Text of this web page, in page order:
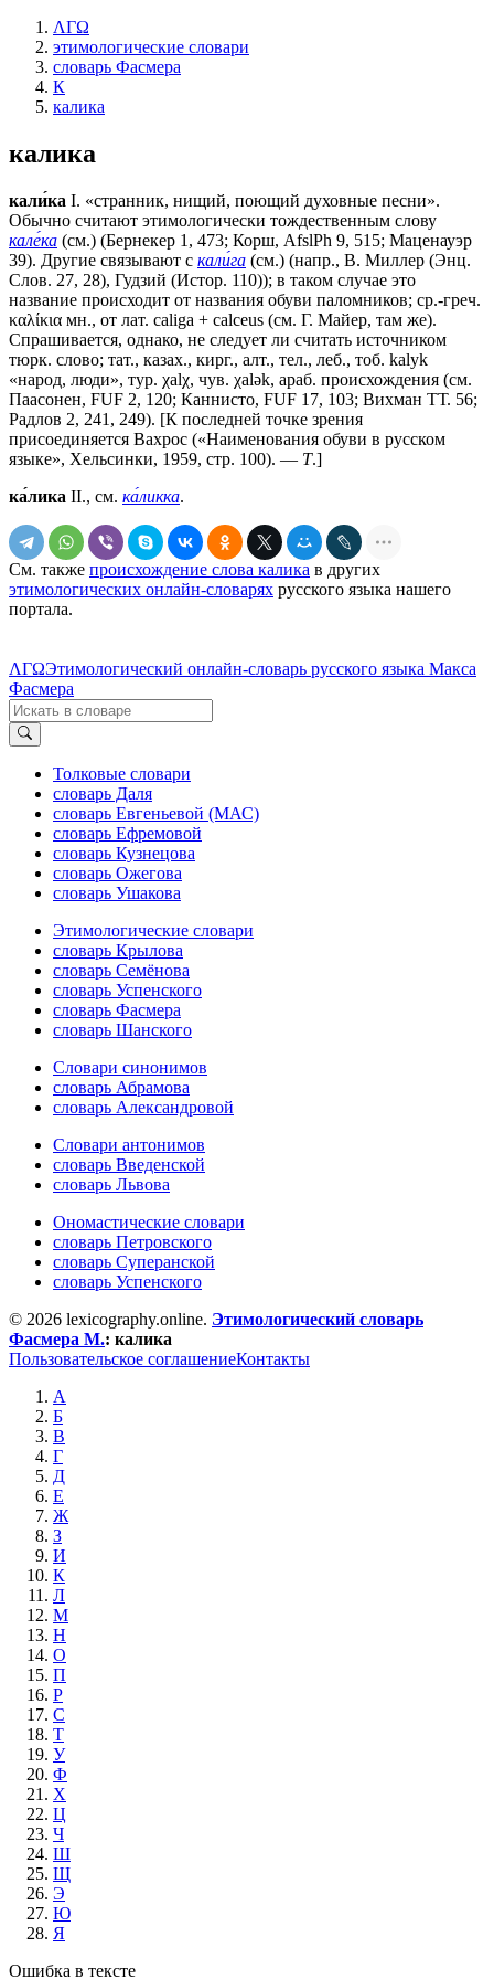
ΛΓΩ
этимологические словари
словарь Фасмера
К
калика
калика
кали́ка I. «странник, нищий, поющий духовные песни».
Обычно считают этимологически тождественным слову
кале́ка (см.) (Бернекер 1, 473; Корш, AfslPh 9, 515; Маценауэр
39). Другие связывают с кали́га (см.) (напр., В. Миллер (Энц.
Слов. 27, 28), Гудзий (Истор. 110)); в таком случае это
название происходит от названия обуви паломников; ср.-греч.
καλίκια мн., от лат. саligа + саlсеus (см. Г. Майер, там же).
Спрашивается, однако, не следует ли считать источником
тюрк. слово; тат., казах., кирг., алт., тел., леб., тоб. kаlуk
«народ, люди», тур. χаlχ, чув. χalǝk, араб. происхождения (см.
Паасонен, FUF 2, 120; Каннисто, FUF 17, 103; Вихман ТТ. 56;
Радлов 2, 241, 249). [К последней точке зрения
присоединяется Вахрос («Наименования обуви в русском
языке», Хельсинки, 1959, стр. 100). — Т.]
ка́лика II., см. ка́ликка.
См. также происхождение слова калика в других
этимологических онлайн-словарях русского языка нашего
портала.
ΛΓΩЭтимологический онлайн-словарь русского языка Макса
Фасмера
Толковые словари
словарь Даля
словарь Евгеньевой (МАС)
словарь Ефремовой
словарь Кузнецова
словарь Ожегова
словарь Ушакова
Этимологические словари
словарь Крылова
словарь Семёнова
словарь Успенского
словарь Фасмера
словарь Шанского
Словари синонимов
словарь Абрамова
словарь Александровой
Словари антонимов
словарь Введенской
словарь Львова
Ономастические словари
словарь Петровского
словарь Суперанской
словарь Успенского
© 2026 lexicography.online. Этимологический словарь
Фасмера М.: калика
Пользовательское соглашениеКонтакты
А
Б
В
Г
Д
Е
Ж
З
И
К
Л
М
Н
О
П
Р
С
Т
У
Ф
Х
Ц
Ч
Ш
Щ
Э
Ю
Я
Ошибка в тексте